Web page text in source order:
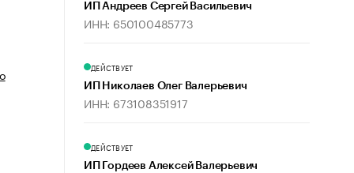
ИП Андреев Сергей Васильевич
ИНН: 650100485773
ДЕЙСТВУЕТ
ИП Николаев Олег Валерьевич
ИНН: 673108351917
ДЕЙСТВУЕТ
ИП Гордеев Алексей Валерьевич